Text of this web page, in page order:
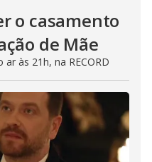
o casamento
de Mãe
às 21h, na RECORD